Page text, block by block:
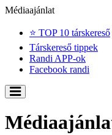
Médiaajánlat
⭐ TOP 10 társkereső
Társkereső tippek
Randi APP-ok
Facebook randi